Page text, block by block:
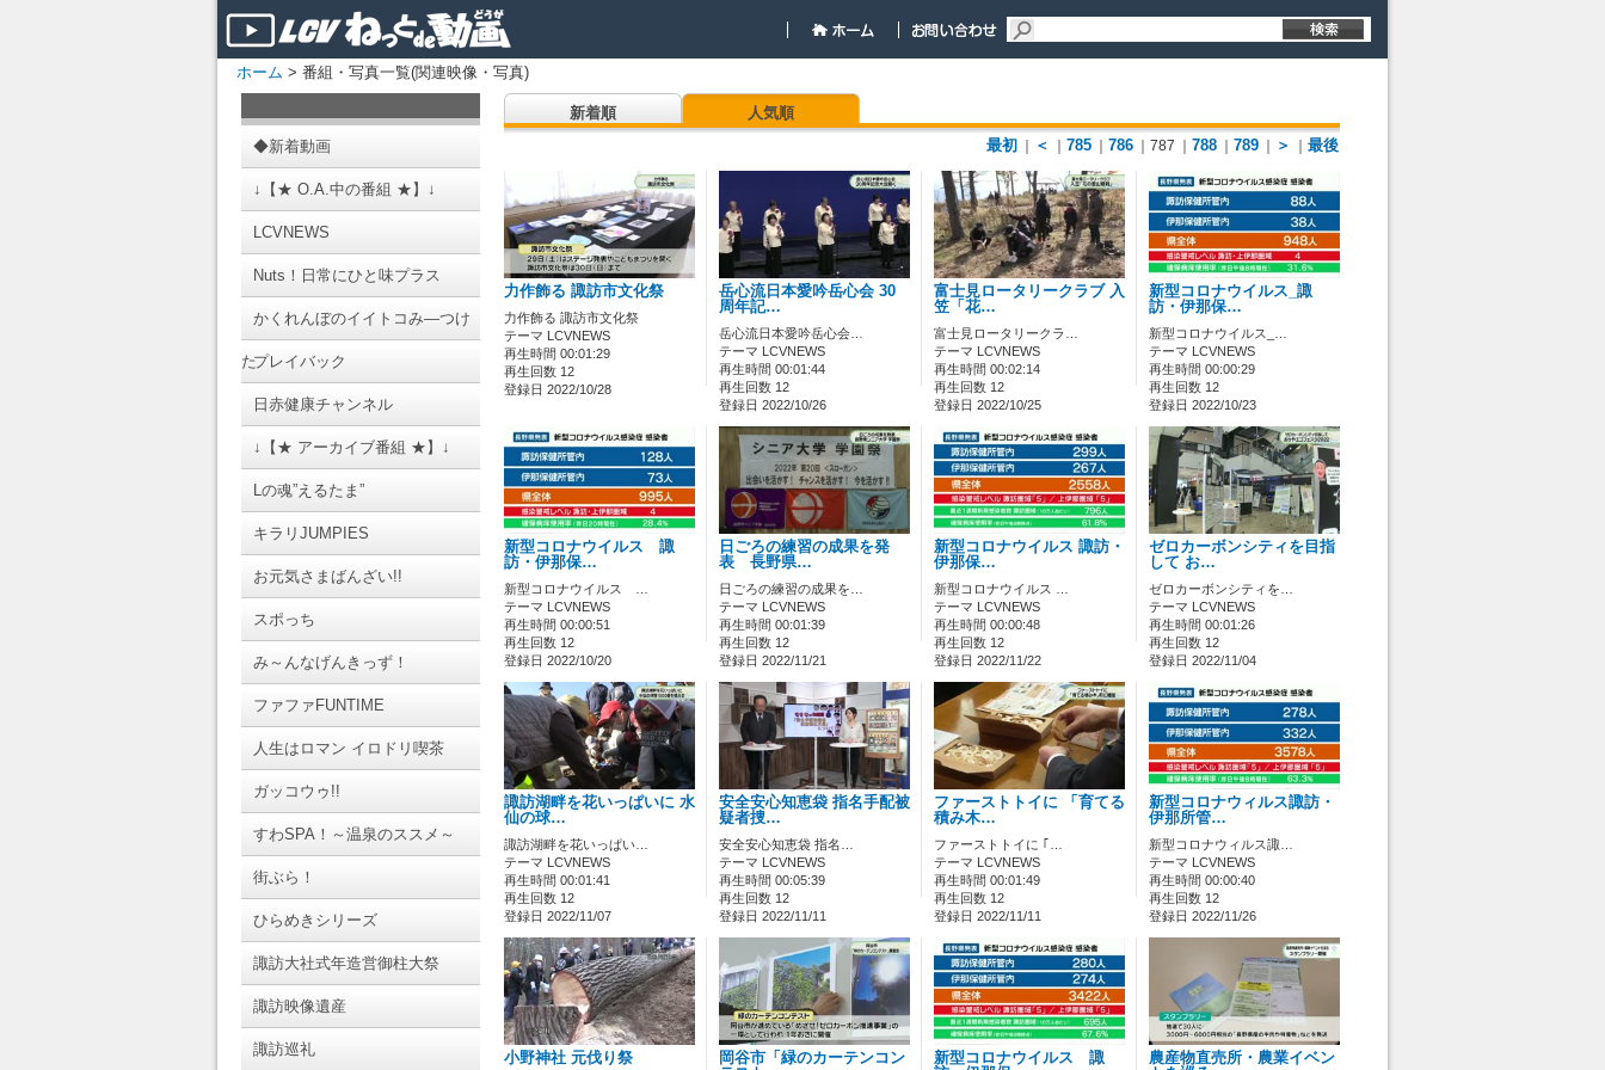
ホーム > 番組・写真一覧(関連映像・写真)
◆新着動画
↓【★ O.A.中の番組 ★】↓
LCVNEWS
Nuts！日常にひと味プラス
かくれんぼのイイトコみ―つけ
たプレイバック
日赤健康チャンネル
↓【★ アーカイブ番組 ★】↓
Lの魂”えるたま”
キラリJUMPIES
お元気さまばんざい!!
スポっち
み～んなげんきっず！
ファファFUNTIME
人生はロマン イロドリ喫茶
ガッコウゥ!!
すわSPA！～温泉のススメ～
街ぶら！
ひらめきシリーズ
諏訪大社式年造営御柱大祭
諏訪映像遺産
諏訪巡礼
新着順
人気順
最初
＜ 785 786 ｜787 788 789 ＞ 最後
力作飾る 諏訪市文化祭
力作飾る 諏訪市文化祭
テーマ LCVNEWS
再生時間 00:01:29
再生回数 12
登録日 2022/10/28
岳心流日本愛吟岳心会 30
周年記…
岳心流日本愛吟岳心会…
テーマ LCVNEWS
再生時間 00:01:44
再生回数 12
登録日 2022/10/26
富士見ロータリークラブ 入
笠「花…
富士見ロータリークラ…
テーマ LCVNEWS
再生時間 00:02:14
再生回数 12
登録日 2022/10/25
新型コロナウイルス_諏
訪・伊那保…
新型コロナウイルス_…
テーマ LCVNEWS
再生時間 00:00:29
再生回数 12
登録日 2022/10/23
新型コロナウイルス 諏
訪・伊那保…
新型コロナウイルス …
テーマ LCVNEWS
再生時間 00:00:51
再生回数 12
登録日 2022/10/20
日ごろの練習の成果を発
表 長野県…
日ごろの練習の成果を…
テーマ LCVNEWS
再生時間 00:01:39
再生回数 12
登録日 2022/11/21
新型コロナウイルス 諏訪・
伊那保…
新型コロナウイルス …
テーマ LCVNEWS
再生時間 00:00:48
再生回数 12
登録日 2022/11/22
ゼロカーボンシティを目指
して お…
ゼロカーボンシティを…
テーマ LCVNEWS
再生時間 00:01:26
再生回数 12
登録日 2022/11/04
諏訪湖畔を花いっぱいに 水
仙の球…
諏訪湖畔を花いっぱい…
テーマ LCVNEWS
再生時間 00:01:41
再生回数 12
登録日 2022/11/07
安全安心知恵袋 指名手配被
疑者捜…
安全安心知恵袋 指名…
テーマ LCVNEWS
再生時間 00:05:39
再生回数 12
登録日 2022/11/11
ファーストトイに 「育てる
積み木…
ファーストトイに ｢…
テーマ LCVNEWS
再生時間 00:01:49
再生回数 12
登録日 2022/11/11
新型コロナウィルス諏訪・
伊那所管…
新型コロナウィルス諏…
テーマ LCVNEWS
再生時間 00:00:40
再生回数 12
登録日 2022/11/26
小野神社 元伐り祭
岡谷市「緑のカーテンコン
新型コロナウイルス 諏
農産物直売所・農業イベン